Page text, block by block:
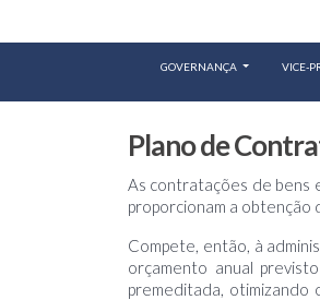
GOVERNANÇA VICE-
Plano de
As contratações de bens
proporcionam a obtenção
Compete, então, à
orçamento anual
premeditada, otimizando